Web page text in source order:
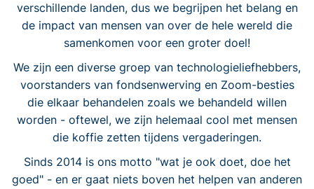
verschillende landen, dus we begrijpen het belang en
de impact van mensen van over de hele wereld die
samenkomen voor een groter doel!
We zijn een diverse groep van technologieliefhebbers,
voorstanders van fondsenwerving en Zoom-besties
die elkaar behandelen zoals we behandeld willen
worden - oftewel, we zijn helemaal cool met mensen
die koffie zetten tijdens vergaderingen.
Sinds 2014 is ons motto "wat je ook doet, doe het
goed" - en er gaat niets boven het helpen van anderen